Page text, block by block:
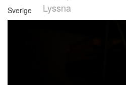
Lyssna
Sverige